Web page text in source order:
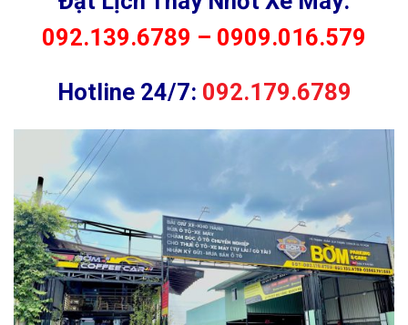
092.139.6789 – 0909.016.579
Hotline 24/7: 092.179.6789